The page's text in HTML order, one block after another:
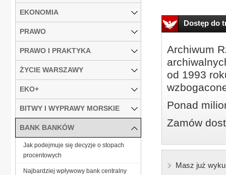
Dostęp do
Archiwum
od 1993
Ponad
Zamów
Masz już
EKONOMIA
PRAWO
PRAWO I PRAKTYKA
ŻYCIE WARSZAWY
EKO+
BITWY I WYPRAWY MORSKIE
BANK BANKÓW
Jak podejmuje się decyzje o stopach
procentowych
Najbardziej wpływowy bank centralny